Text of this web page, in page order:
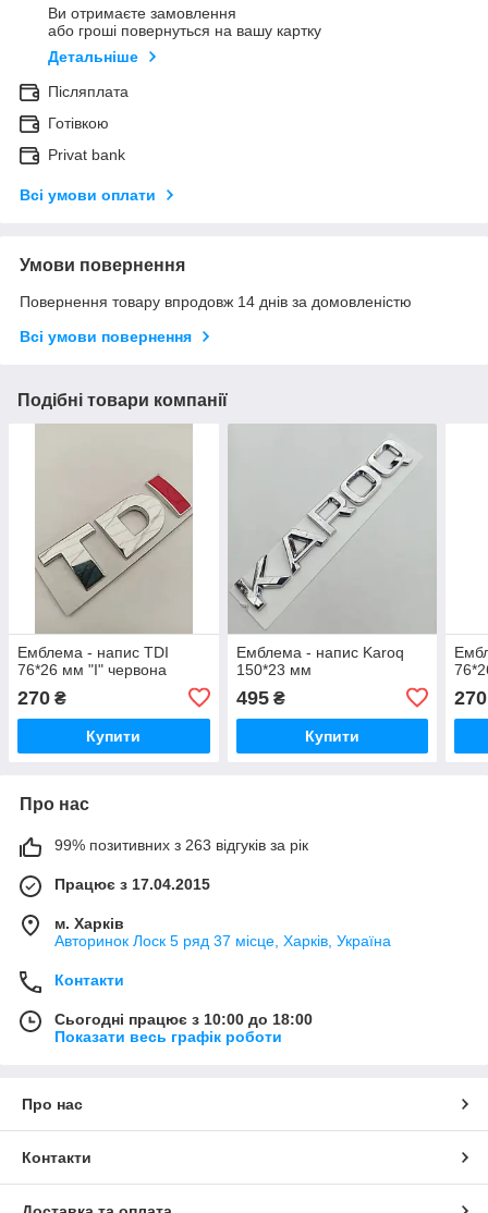
Ви отримаєте замовлення
або гроші повернуться на вашу картку
Детальніше
Післяплата
Готівкою
Privat bank
Всі умови оплати
Умови повернення
Повернення товару впродовж 14 днів за домовленістю
Всі умови повернення
Подібні товари компанії
Емблема - напис TDI
76*26 мм "I" червона
270 ₴
Купити
Емблема - напис Karoq
150*23 мм
495₴
Купити
270
Про нас
99% позитивних з 263 відгуків за рік
Працює з 17.04.2015
м. Харків
Авторинок Лоск 5 ряд 37 місце, Харків, Україна
Контакти
Сьогодні працює з 10:00 до 18:00
Показати весь графік роботи
Про нас
Контакти